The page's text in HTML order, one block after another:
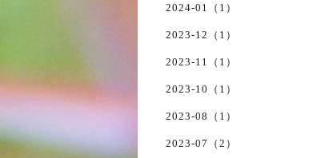
2024-01（1）
2023-12（1）
2023-11（1）
2023-10（1）
2023-08（1）
2023-07（2）